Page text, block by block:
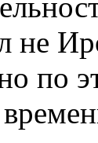
не
по